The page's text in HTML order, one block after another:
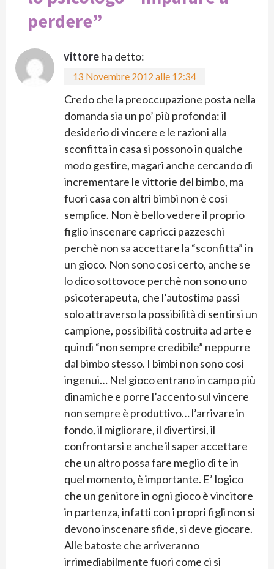
perdere”
vittoreha detto:
13 Novembre 2012 alle 12:34
Credo che la preoccupazione posta nella
domanda sia un po’ più profonda: il
desiderio di vincere e le razioni alla
sconfitta in casa si possono in qualche
modo gestire, magari anche cercando di
incrementare le vittorie del bimbo, ma
fuori casa con altri bimbi non è così
semplice. Non è bello vedere il proprio
figlio inscenare capricci pazzeschi
perchè non sa accettare la “sconfitta” in
un gioco. Non sono così certo, anche se
lo dico sottovoce perchè non sono uno
psicoterapeuta, che l’autostima passi
solo attraverso la possibilità di sentirsi un
campione, possibilità costruita ad arte e
quindi “non sempre credibile” neppurre
dal bimbo stesso. I bimbi non sono così
ingenui… Nel gioco entrano in campo più
dinamiche e porre l’accento sul vincere
non sempre è produttivo… l’arrivare in
fondo, il migliorare, il divertirsi, il
confrontarsi e anche il saper accettare
che un altro possa fare meglio di te in
quel momento, è importante. E’ logico
che un genitore in ogni gioco è vincitore
in partenza, infatti con i propri figli non si
devono inscenare sfide, si deve giocare.
Alle batoste che arriveranno
irrimediabilmente fuori come ci si